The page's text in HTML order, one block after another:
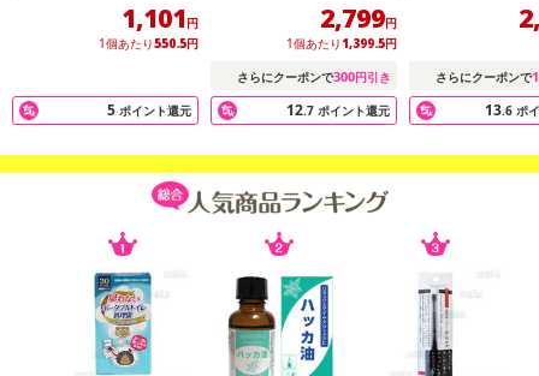
1,101 円
1個あたり550.5円
5 ポイント還元
2,799円
1個あたり 1,399.5円
さらにクーポンで300円引き
12.7 ポイント還元
さらにクーポンで
13.6 ポ